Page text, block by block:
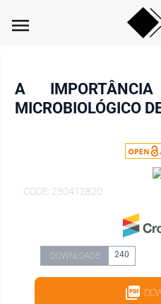
menu
A
MICROBIOLÓGICO
CODE: 230412820
DOWNLOADS 240